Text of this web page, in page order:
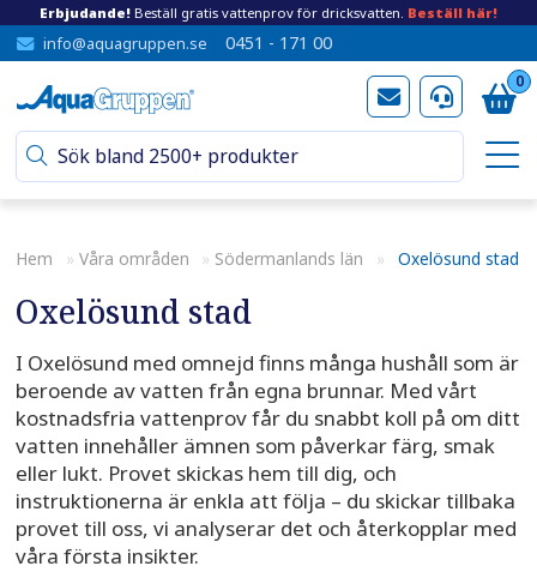
Erbjudande! Beställ gratis vattenprov för dricksvatten. Beställ här!
info@aquagruppen.se 0451 - 171 00
0
Hem » Våra områden » Södermanlands län » Oxelösund stad
Oxelösund stad
I Oxelösund med omnejd finns många hushåll som är
beroende av vatten från egna brunnar. Med vårt
kostnadsfria vattenprov får du snabbt koll på om ditt
vatten innehåller ämnen som påverkar färg, smak
eller lukt. Provet skickas hem till dig, och
instruktionerna är enkla att följa – du skickar tillbaka
provet till oss, vi analyserar det och återkopplar med
våra första insikter.